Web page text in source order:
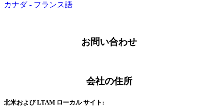
カナダ - フランス語
お問い合わせ
会社の住所
北米および LTAM ローカル サイト: